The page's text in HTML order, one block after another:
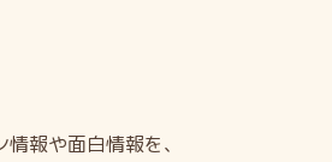
報や面白情報を、